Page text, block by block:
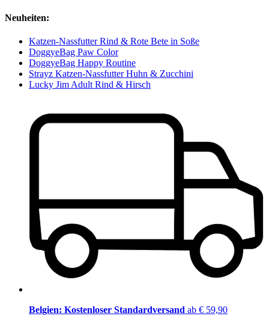
Neuheiten:
Katzen-Nassfutter Rind & Rote Bete in Soße
DoggyeBag Paw Color
DoggyeBag Happy Routine
Strayz Katzen-Nassfutter Huhn & Zucchini
Lucky Jim Adult Rind & Hirsch
Belgien: Kostenloser Standardversand ab € 59,90